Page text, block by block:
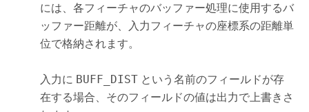
には、各フィーチャのバッファー処理に使用するバ
ッファー距離が、入力フィーチャの座標系の距離単
位で格納されます。
入力に BUFF_DIST という名前のフィールドが存
在する場合、そのフィールドの値は出力で上書きさ